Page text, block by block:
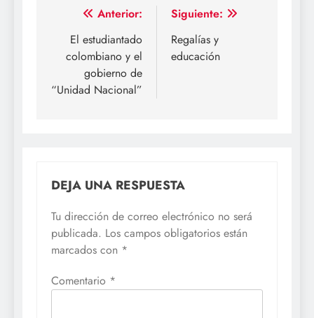
Navegación
entradas
Anterior:
El estudiantado
colombiano y el
gobierno de
“Unidad Nacional”
Siguiente:
Regalías y
educación
DEJA UNA RESPUESTA
Tu dirección de correo electrónico no será
publicada. Los campos obligatorios están
marcados con *
Comentario *